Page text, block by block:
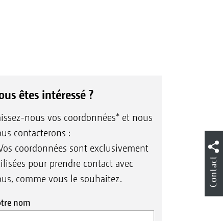
êtes intéressé ?
nous vos coordonnées* et nous
contacterons :
coordonnées sont exclusivement
pour prendre contact avec
comme vous le souhaitez.
nom
Contact